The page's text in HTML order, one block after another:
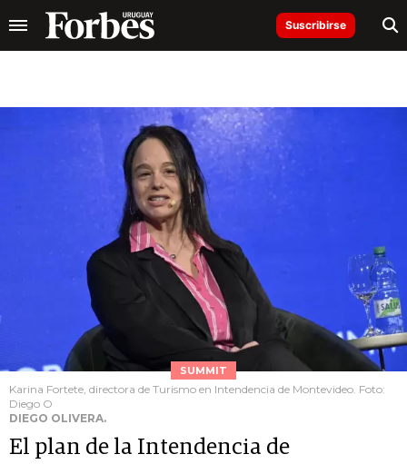
Suscribirse
SUMMIT
Karina Fortete, directora de Turismo en Intendencia de Montevideo. Foto:
Diego O
DIEGO OLIVERA.
El plan de la Intendencia de